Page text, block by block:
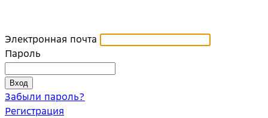
Электронная почта
Пароль
Забыли пароль?
Регистрация